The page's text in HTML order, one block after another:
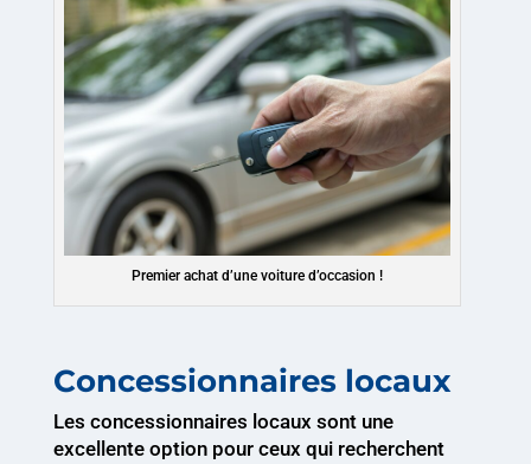
Premier achat d’une voiture d’occasion !
Concessionnaires locaux
Les concessionnaires locaux sont une
excellente option pour ceux qui recherchent